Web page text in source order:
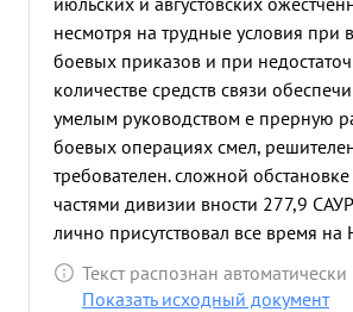
несмотря на трудные условия при
боевых приказов и при
количестве средств связи
умелым руководством е прерную
боевых операциях смел,
требователен. сложной
частями дивизии вности 277,9
лично присутствовал все время
организовывал связь, чем
выполнению боевой ЗАДЕЧИ
Текст распознан автоматически
Показать исходный документ